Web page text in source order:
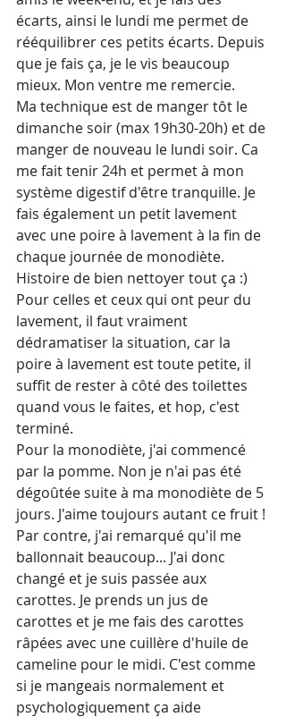
écarts, ainsi le lundi me permet de
rééquilibrer ces petits écarts. Depuis
que je fais ça, je le vis beaucoup
mieux. Mon ventre me remercie.
Ma technique est de manger tôt le
dimanche soir (max 19h30-20h) et de
manger de nouveau le lundi soir. Ca
me fait tenir 24h et permet à mon
système digestif d'être tranquille. Je
fais également un petit lavement
avec une poire à lavement à la fin de
chaque journée de monodiète.
Histoire de bien nettoyer tout ça :)
Pour celles et ceux qui ont peur du
lavement, il faut vraiment
dédramatiser la situation, car la
poire à lavement est toute petite, il
suffit de rester à côté des toilettes
quand vous le faites, et hop, c'est
terminé.
Pour la monodiète, j'ai commencé
par la pomme. Non je n'ai pas été
dégoûtée suite à ma monodiète de 5
jours. J'aime toujours autant ce fruit !
Par contre, j'ai remarqué qu'il me
ballonnait beaucoup... J'ai donc
changé et je suis passée aux
carottes. Je prends un jus de
carottes et je me fais des carottes
râpées avec une cuillère d'huile de
cameline pour le midi. C'est comme
si je mangeais normalement et
psychologiquement ça aide